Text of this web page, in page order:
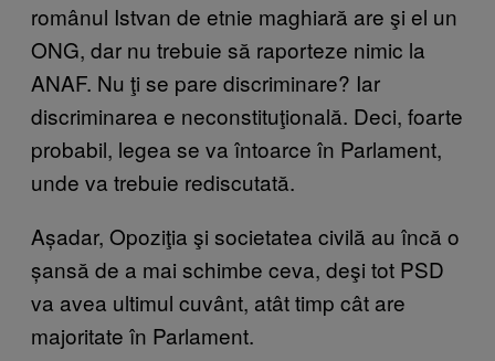
românul Istvan de etnie maghiară are şi el un
ONG, dar nu trebuie să raporteze nimic la
ANAF. Nu ţi se pare discriminare? Iar
discriminarea e neconstituţională. Deci, foarte
probabil, legea se va întoarce în Parlament,
unde va trebuie rediscutată.
Așadar, Opoziţia şi societatea civilă au încă o
șansă de a mai schimbe ceva, deşi tot PSD
va avea ultimul cuvânt, atât timp cât are
majoritate în Parlament.